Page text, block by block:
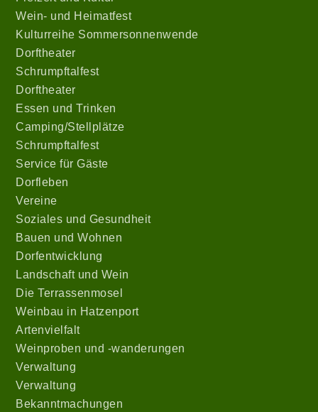
Wein- und Heimatfest
Kulturreihe Sommersonnenwende
Dorftheater
Schrumpftalfest
Dorftheater
Essen und Trinken
Camping/Stellplätze
Schrumpftalfest
Service für Gäste
Dorfleben
Vereine
Soziales und Gesundheit
Bauen und Wohnen
Dorfentwicklung
Landschaft und Wein
Die Terrassenmosel
Weinbau in Hatzenport
Artenvielfalt
Weinproben und -wanderungen
Verwaltung
Verwaltung
Bekanntmachungen